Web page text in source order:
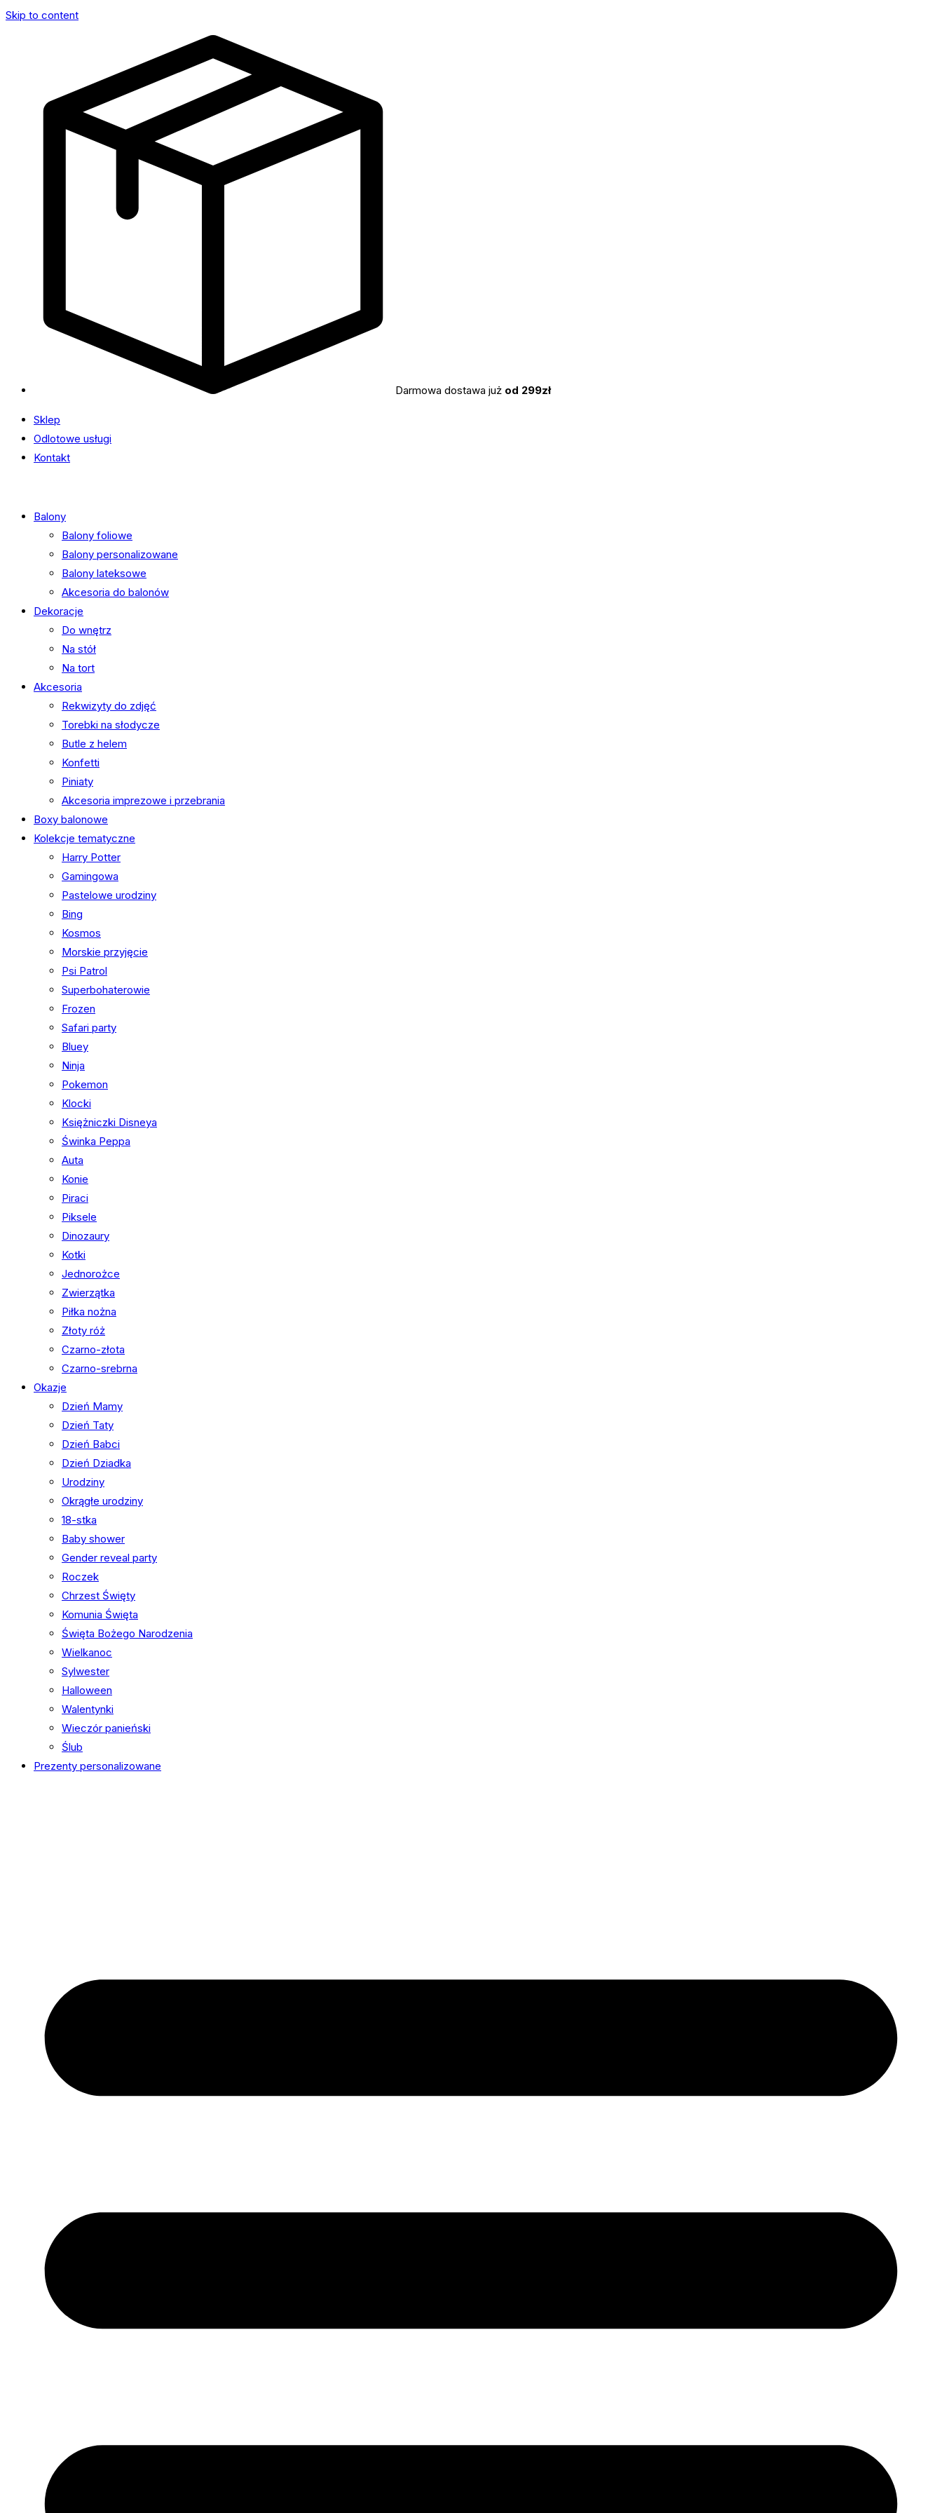
Skip to content
Darmowa dostawa już od 299zł
Sklep
Odlotowe usługi
Kontakt
Balony
Balony foliowe
Balony personalizowane
Balony lateksowe
Akcesoria do balonów
Dekoracje
Do wnętrz
Na stół
Na tort
Akcesoria
Rekwizyty do zdjęć
Torebki na słodycze
Butle z helem
Konfetti
Piniaty
Akcesoria imprezowe i przebrania
Boxy balonowe
Kolekcje tematyczne
Harry Potter
Gamingowa
Pastelowe urodziny
Bing
Kosmos
Morskie przyjęcie
Psi Patrol
Superbohaterowie
Frozen
Safari party
Bluey
Ninja
Pokemon
Klocki
Księżniczki Disneya
Świnka Peppa
Auta
Konie
Piraci
Piksele
Dinozaury
Kotki
Jednorożce
Zwierzątka
Piłka nożna
Złoty róż
Czarno-złota
Czarno-srebrna
Okazje
Dzień Mamy
Dzień Taty
Dzień Babci
Dzień Dziadka
Urodziny
Okrągłe urodziny
18-stka
Baby shower
Gender reveal party
Roczek
Chrzest Święty
Komunia Święta
Święta Bożego Narodzenia
Wielkanoc
Sylwester
Halloween
Walentynki
Wieczór panieński
Ślub
Prezenty personalizowane